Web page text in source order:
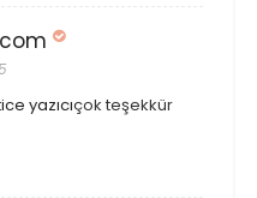
yazıcıçok teşekkür